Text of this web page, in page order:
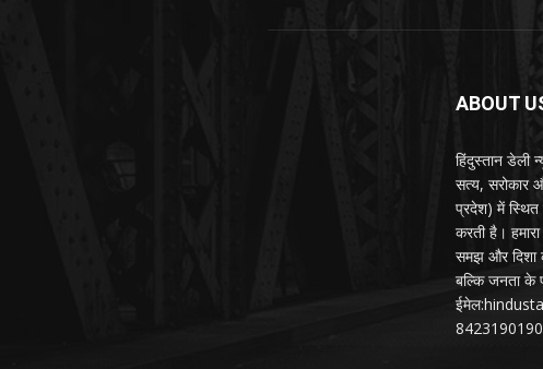
ABOUT
हिंदुस्तान डेली
सत्य, सरोकार
प्रदेश) में स्थित
करती है।
समझ और दिशा
बल्कि जनता के
8423190190